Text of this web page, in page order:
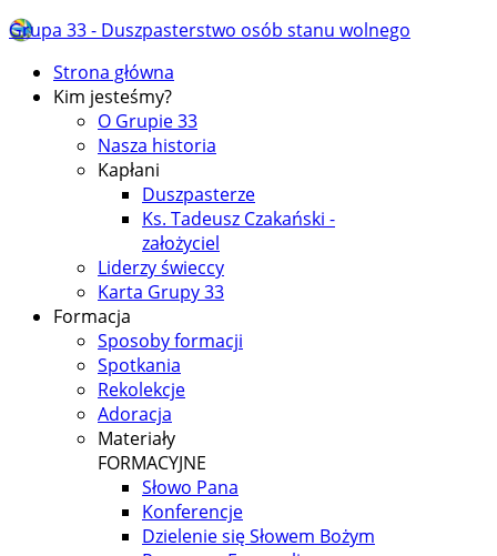
Grupa 33 - Duszpasterstwo osób stanu wolnego
Strona główna
Kim jesteśmy?
O Grupie 33
Nasza historia
Kapłani
Duszpasterze
Ks. Tadeusz Czakański -
założyciel
Liderzy świeccy
Karta Grupy 33
Formacja
Sposoby formacji
Spotkania
Rekolekcje
Adoracja
Materiały
FORMACYJNE
Słowo Pana
Konferencje
Dzielenie się Słowem Bożym